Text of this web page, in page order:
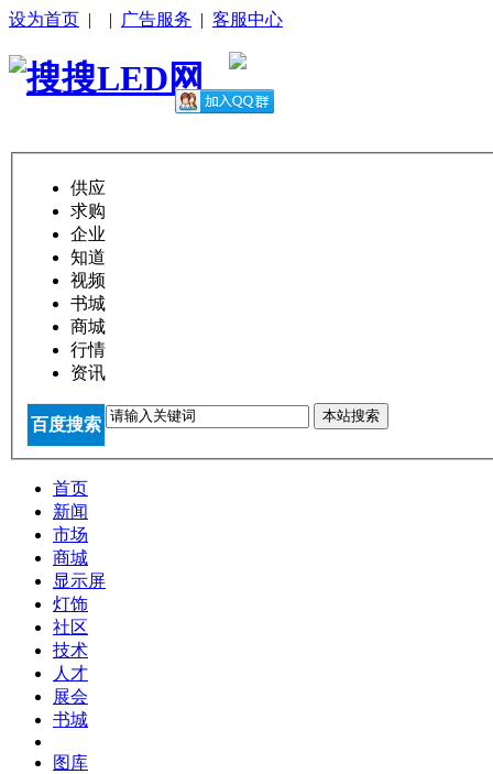
设为首页 | | 广告服务 | 客服中心
供应
求购
企业
知道
视频
书城
商城
行情
资讯
百度搜索 本站搜索
首页
新闻
市场
商城
显示屏
灯饰
社区
技术
人才
展会
书城
图库